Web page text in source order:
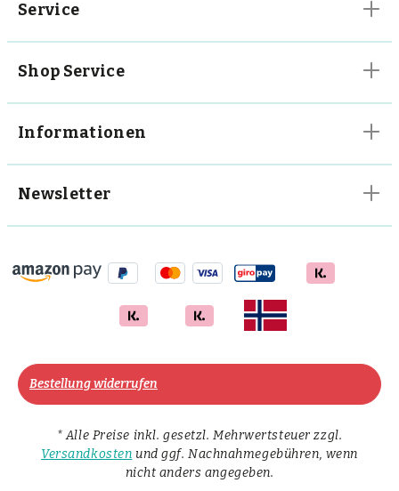
Service
Shop Service
Informationen
Newsletter
Bestellung widerrufen
* Alle Preise inkl. gesetzl. Mehrwertsteuer zzgl.
Versandkosten und ggf. Nachnahmegebühren, wenn
nicht anders angegeben.